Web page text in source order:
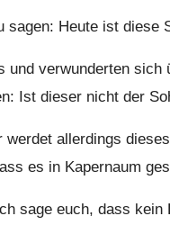
sagen: Heute ist diese
und verwunderten
Ist dieser nicht der
werdet allerdings
es in Kapernaum
sage euch, dass